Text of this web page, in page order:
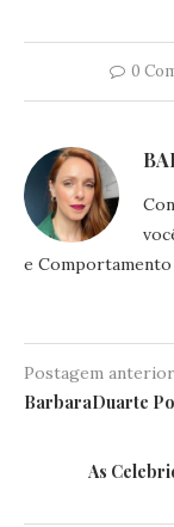
0
e Comportamento
Postagem anterior
BarbaraDuarte
As